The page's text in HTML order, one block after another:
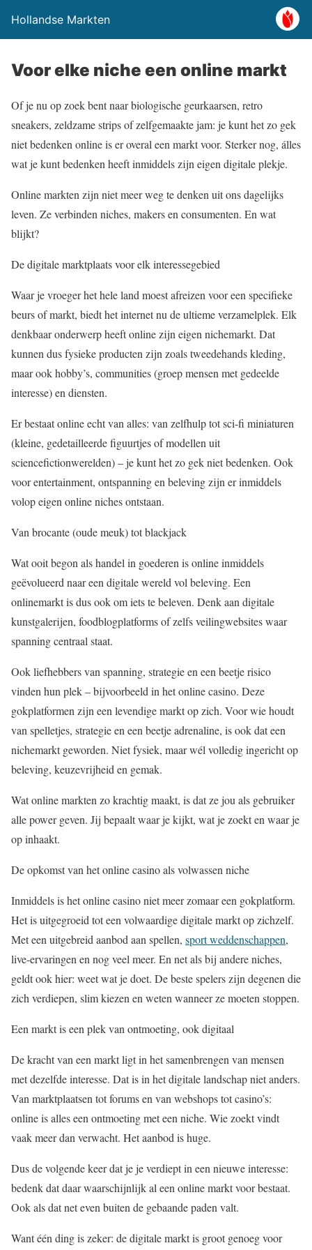
Hollandse Markten
Voor elke niche een online markt
Of je nu op zoek bent naar biologische geurkaarsen, retro
sneakers, zeldzame strips of zelfgemaakte jam: je kunt het zo gek
niet bedenken online is er overal een markt voor. Sterker nog, álles
wat je kunt bedenken heeft inmiddels zijn eigen digitale plekje.
Online markten zijn niet meer weg te denken uit ons dagelijks
leven. Ze verbinden niches, makers en consumenten. En wat
blijkt?
De digitale marktplaats voor elk interessegebied
Waar je vroeger het hele land moest afreizen voor een specifieke
beurs of markt, biedt het internet nu de ultieme verzamelplek. Elk
denkbaar onderwerp heeft online zijn eigen nichemarkt. Dat
kunnen dus fysieke producten zijn zoals tweedehands kleding,
maar ook hobby’s, communities (groep mensen met gedeelde
interesse) en diensten.
Er bestaat online echt van alles: van zelfhulp tot sci-fi miniaturen
(kleine, gedetailleerde figuurtjes of modellen uit
sciencefictionwerelden) – je kunt het zo gek niet bedenken. Ook
voor entertainment, ontspanning en beleving zijn er inmiddels
volop eigen online niches ontstaan.
Van brocante (oude meuk) tot blackjack
Wat ooit begon als handel in goederen is online inmiddels
geëvolueerd naar een digitale wereld vol beleving. Een
onlinemarkt is dus ook om iets te beleven. Denk aan digitale
kunstgalerijen, foodblogplatforms of zelfs veilingwebsites waar
spanning centraal staat.
Ook liefhebbers van spanning, strategie en een beetje risico
vinden hun plek – bijvoorbeeld in het online casino. Deze
gokplatformen zijn een levendige markt op zich. Voor wie houdt
van spelletjes, strategie en een beetje adrenaline, is ook dat een
nichemarkt geworden. Niet fysiek, maar wél volledig ingericht op
beleving, keuzevrijheid en gemak.
Wat online markten zo krachtig maakt, is dat ze jou als gebruiker
alle power geven. Jij bepaalt waar je kijkt, wat je zoekt en waar je
op inhaakt.
De opkomst van het online casino als volwassen niche
Inmiddels is het online casino niet meer zomaar een gokplatform.
Het is uitgegroeid tot een volwaardige digitale markt op zichzelf.
Met een uitgebreid aanbod aan spellen, sport weddenschappen,
live-ervaringen en nog veel meer. En net als bij andere niches,
geldt ook hier: weet wat je doet. De beste spelers zijn degenen die
zich verdiepen, slim kiezen en weten wanneer ze moeten stoppen.
Een markt is een plek van ontmoeting, ook digitaal
De kracht van een markt ligt in het samenbrengen van mensen
met dezelfde interesse. Dat is in het digitale landschap niet anders.
Van marktplaatsen tot forums en van webshops tot casino’s:
online is alles een ontmoeting met een niche. Wie zoekt vindt
vaak meer dan verwacht. Het aanbod is huge.
Dus de volgende keer dat je je verdiept in een nieuwe interesse:
bedenk dat daar waarschijnlijk al een online markt voor bestaat.
Ook als dat net even buiten de gebaande paden valt.
Want één ding is zeker: de digitale markt is groot genoeg voor